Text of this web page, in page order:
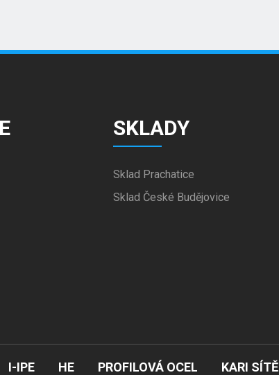
SKLADY
Sklad Prachatice
Sklad České Budějovice
I-IPE HE PROFILOVÁ OCEL KARI SÍTĚ